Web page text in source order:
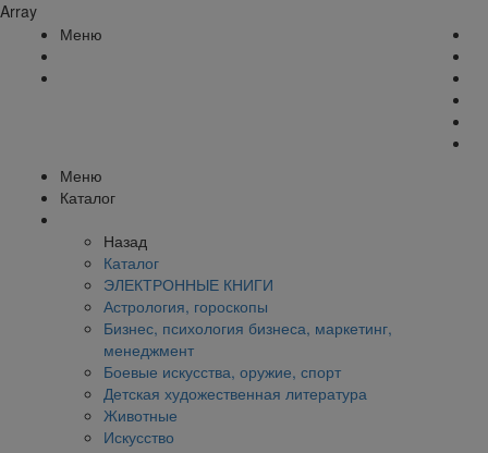
Array
Меню
Меню
Каталог
Назад
Каталог
ЭЛЕКТРОННЫЕ КНИГИ
Астрология, гороскопы
Бизнес, психология бизнеса, маркетинг,
менеджмент
Боевые искусства, оружие, спорт
Детская художественная литература
Животные
Искусство